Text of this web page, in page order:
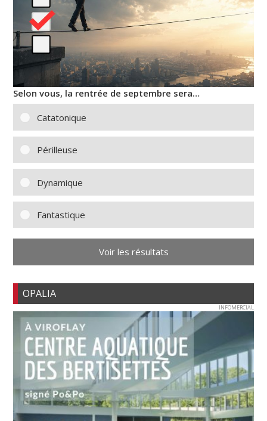
Selon vous, la rentrée de septembre sera…
Catatonique
Périlleuse
Dynamique
Fantastique
Voir les résultats
OPALIA
INFOMERCIAL